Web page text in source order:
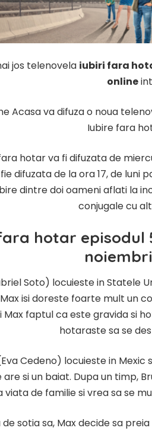
jos telenovela iubiri fara
online
Acasa va difuza o noua
Iubire fara
hotar va fi difuzata de
difuzata de la ora 17, de luni
dintre doi oameni aflati la
conjugale cu
hotar episodul
Soto) locuieste in Statele
isi doreste foarte mult un
Max faptul ca este gravida si
hotaraste sa se
Cedeno) locuieste in
are si un baiat. Dupa un timp,
viata de familie si vrea sa se
sotia sa, Max decide sa